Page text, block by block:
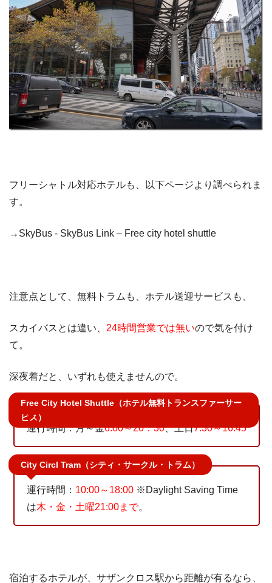
フリーシャトル対応ホテルも、以下ページより調べられま
す。
→SkyBus - SkyBus Link – Free city hotel shuttle
注意点として、無料トラムも、ホテル送迎サービスも、
スカイバスとは違い、 24時間営業では無いので気を付け
て。
深夜着だと、いずれも使えませんので。
Free City Hotel Shuttle（ホテル無料トランスファーサー
ビス）
運行時間：月～金6:00～20：30、土日7:30～16:45
City Circl Tram（シティ・サークル・トラム）
運行時間： 10:00～18:00 ※Daylight Saving Time
は木・金・土曜21:00まで。
宿泊するホテルが、サザンクロス駅から距離が有るなら、